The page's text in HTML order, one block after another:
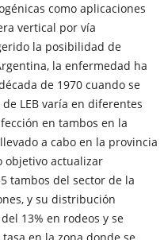
como aplicaciones
vertical por vía
la posibilidad de
la enfermedad ha
de 1970 cuando se
LEB varía en diferentes
en tambos en la
a cabo en la provincia
objetivo actualizar
tambos del sector de la
y su distribución
13% en rodeos y se